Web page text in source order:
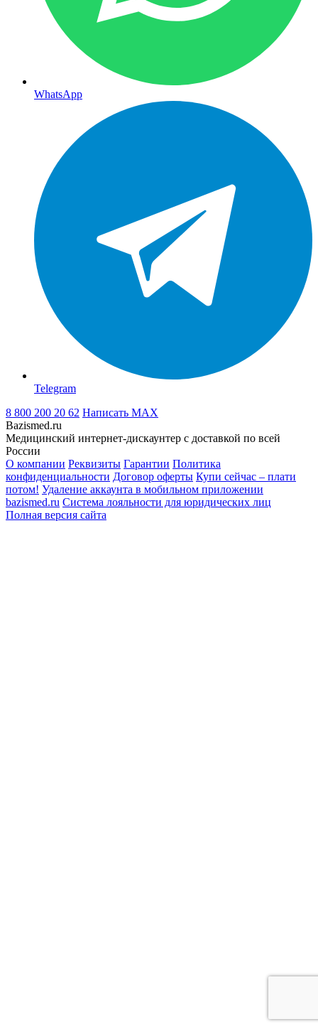
WhatsApp
Telegram
8 800 200 20 62 Написать MAX
Bazismed.ru
Медицинский интернет-дискаунтер с доставкой по всей
России
О компании Реквизиты Гарантии Политика
конфиденциальности Договор оферты Купи сейчас – плати
потом! Удаление аккаунта в мобильном приложении
bazismed.ru Система лояльности для юридических лиц
Полная версия сайта